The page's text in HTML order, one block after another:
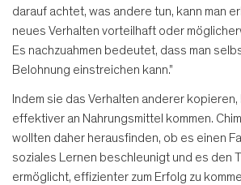
darauf achtet, was andere tun, kann man
neues Verhalten vorteilhaft oder
Es nachzuahmen bedeutet, dass man
Belohnung einstreichen kann."
Indem sie das Verhalten anderer
effektiver an Nahrungsmittel kommen.
wollten daher herausfinden, ob es einen
soziales Lernen beschleunigt und es den
ermöglicht, effizienter zum Erfolg zu